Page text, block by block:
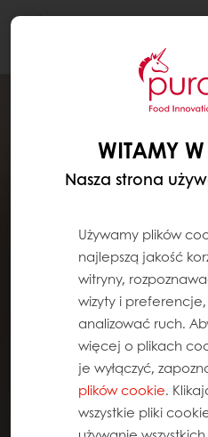
WITAMY W
Nasza strona
Używamy plików
najlepszą jakość
witryny,
wizyty i
analizować ruch.
więcej o plikach
je wyłączyć,
plików cookie.
wszystkie pliki